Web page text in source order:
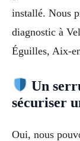
installé. Nous
diagnostic à
Éguilles, Aix-
Un
sécuriser
Oui, nous